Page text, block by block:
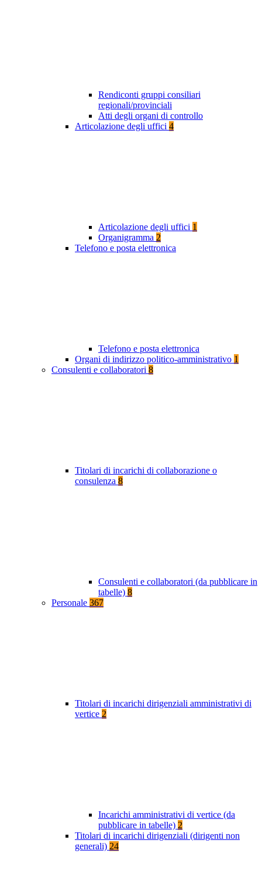
Rendiconti gruppi consiliari
regionali/provinciali
Atti degli organi di controllo
Articolazione degli uffici 4
Articolazione degli uffici 1
Organigramma 2
Telefono e posta elettronica
Telefono e posta elettronica
Organi di indirizzo politico-amministrativo 1
Consulenti e collaboratori 8
Titolari di incarichi di collaborazione o
consulenza 8
Consulenti e collaboratori (da pubblicare in
tabelle) 8
Personale 367
Titolari di incarichi dirigenziali amministrativi di
vertice 2
Incarichi amministrativi di vertice (da
pubblicare in tabelle) 2
Titolari di incarichi dirigenziali (dirigenti non
generali) 24